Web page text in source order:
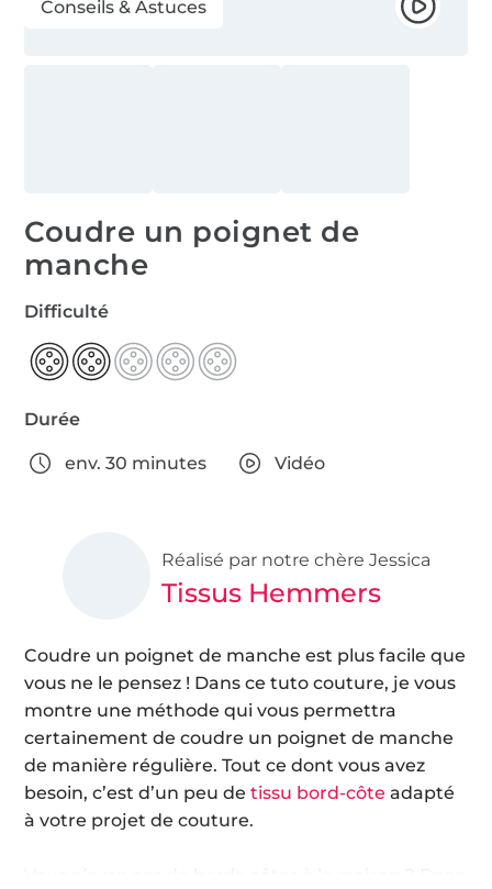
Conseils & Astuces
Coudre un poignet de
manche
Difficulté
Durée
env. 30 minutes Vidéo
Réalisé par notre chère Jessica
Tissus Hemmers
Coudre un poignet de manche est plus facile que
vous ne le pensez ! Dans ce tuto couture, je vous
montre une méthode qui vous permettra
certainement de coudre un poignet de manche
de manière régulière. Tout ce dont vous avez
besoin, c’est d’un peu detissu bord-côte adapté
à votre projet de couture.